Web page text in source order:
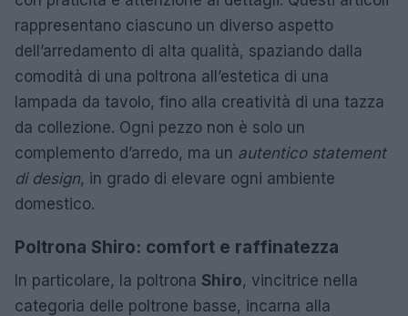
rappresentano ciascuno un diverso aspetto
dell’arredamento di alta qualità, spaziando dalla
comodità di una poltrona all’estetica di una
lampada da tavolo, fino alla creatività di una tazza
da collezione. Ogni pezzo non è solo un
complemento d’arredo, ma un autentico statement
di design, in grado di elevare ogni ambiente
domestico.
Poltrona Shiro: comfort e raffinatezza
In particolare, la poltrona Shiro, vincitrice nella
categoria delle poltrone basse, incarna alla